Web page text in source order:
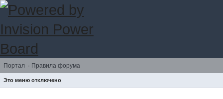
Портал · Правила форума
Это меню отключено